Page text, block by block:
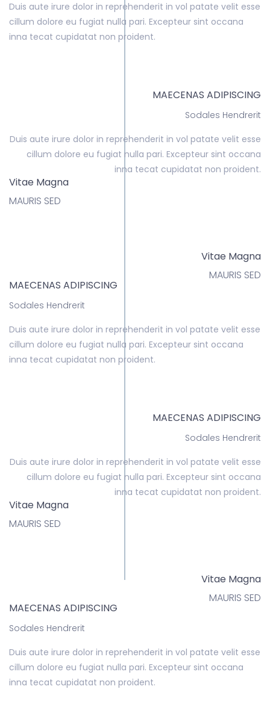
Duis aute irure dolor in reprehenderit in vol patate velit esse
cillum dolore eu fugiat nulla pari. Excepteur sint occana
inna tecat cupidatat non proident.
MAECENAS ADIPISCING
Sodales Hendrerit
Duis aute irure dolor in reprehenderit in vol patate velit esse
cillum dolore eu fugiat nulla pari. Excepteur sint occana
inna tecat cupidatat non proident.
Vitae Magna
MAURIS SED
Vitae Magna
MAURIS SED
MAECENAS ADIPISCING
Sodales Hendrerit
Duis aute irure dolor in reprehenderit in vol patate velit esse
cillum dolore eu fugiat nulla pari. Excepteur sint occana
inna tecat cupidatat non proident.
MAECENAS ADIPISCING
Sodales Hendrerit
Duis aute irure dolor in reprehenderit in vol patate velit esse
cillum dolore eu fugiat nulla pari. Excepteur sint occana
inna tecat cupidatat non proident.
Vitae Magna
MAURIS SED
Vitae Magna
MAURIS SED
MAECENAS ADIPISCING
Sodales Hendrerit
Duis aute irure dolor in reprehenderit in vol patate velit esse
cillum dolore eu fugiat nulla pari. Excepteur sint occana
inna tecat cupidatat non proident.